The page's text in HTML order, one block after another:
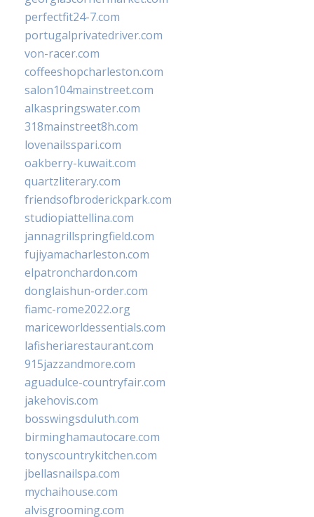
perfectfit24-7.com
portugalprivatedriver.com
von-racer.com
coffeeshopcharleston.com
salon104mainstreet.com
alkaspringswater.com
318mainstreet8h.com
lovenailsspari.com
oakberry-kuwait.com
quartzliterary.com
friendsofbroderickpark.com
studiopiattellina.com
jannagrillspringfield.com
fujiyamacharleston.com
elpatronchardon.com
donglaishun-order.com
fiamc-rome2022.org
mariceworldessentials.com
lafisheriarestaurant.com
915jazzandmore.com
aguadulce-countryfair.com
jakehovis.com
bosswingsduluth.com
birminghamautocare.com
tonyscountrykitchen.com
jbellasnailspa.com
mychaihouse.com
alvisgrooming.com